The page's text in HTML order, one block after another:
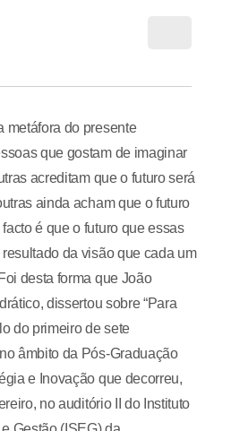
metáfora do presente
que gostam de imaginar
acreditam que o futuro será
ainda acham que o futuro
é que o futuro que essas
da visão que cada um
desta forma que João
dissertou sobre “Para
do primeiro de sete
âmbito da Pós-Graduação
e Inovação que decorreu,
no auditório II do Instituto